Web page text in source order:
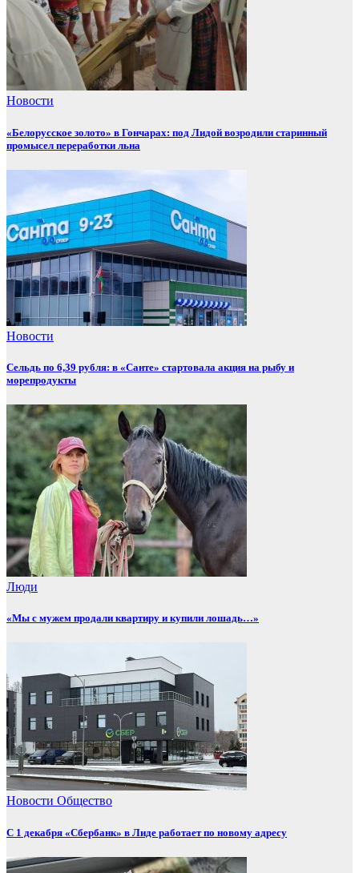
Новости
«Белорусское золото» в Гончарах: под Лидой возродили старинный
промысел переработки льна
Новости
Сельдь по 6,39 рубля: в «Санте» стартовала акция на рыбу и
морепродукты
Люди
«Мы с мужем продали квартиру и купили лошадь…»
Новости Общество
С 1 декабря «Сбербанк» в Лиде работает по новому адресу